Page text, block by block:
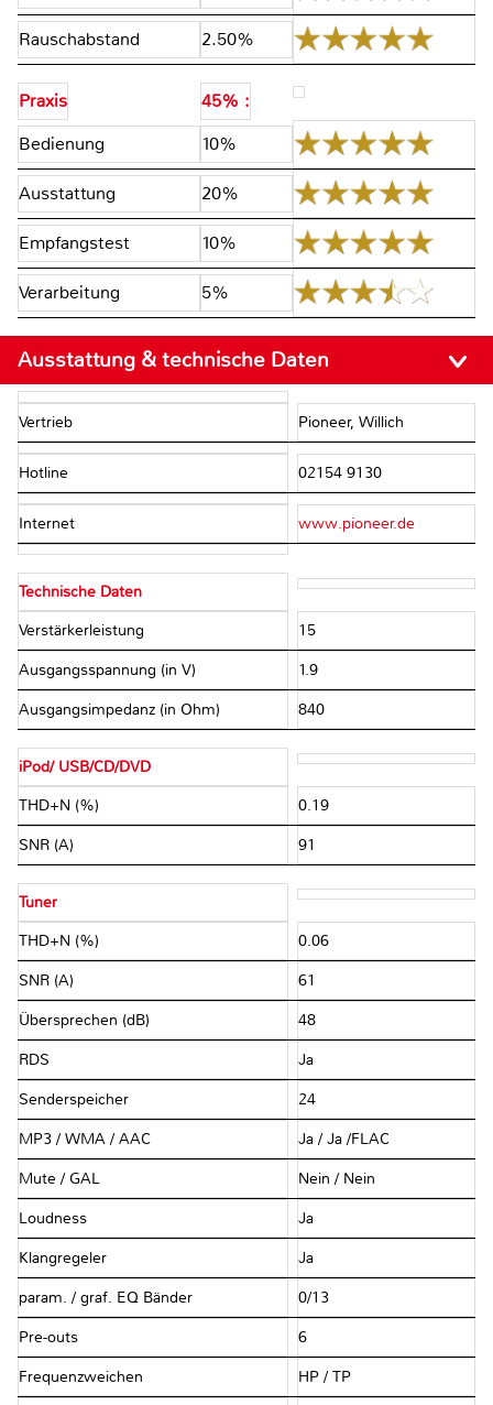
Rauschabstand 2.50%
Praxis
45% :
Bedienung
10%
Ausstattung 20%
Empfangstest 10%
Verarbeitung 5%
Ausstattung & technische Daten
Vertrieb Pioneer, Willich
Hotline 02154 9130
Internet www.pioneer.de
Technische Daten
Verstärkerleistung 15
Ausgangsspannung (in V) 1.9
Ausgangsimpedanz (in Ohm) 840
iPod/ USB/CD/DVD
THD+N (%) 0.19
SNR (A) 91
Tuner
THD+N (%) 0.06
SNR (A) 61
Übersprechen (dB) 48
RDS Ja
Senderspeicher 24
MP3 / WMA / AAC Ja / Ja /FLAC
Mute / GAL Nein / Nein
Loudness Ja
Klangregeler Ja
param. / graf. EQ Bänder 0/13
Pre-outs 6
Frequenzweichen HP / TP